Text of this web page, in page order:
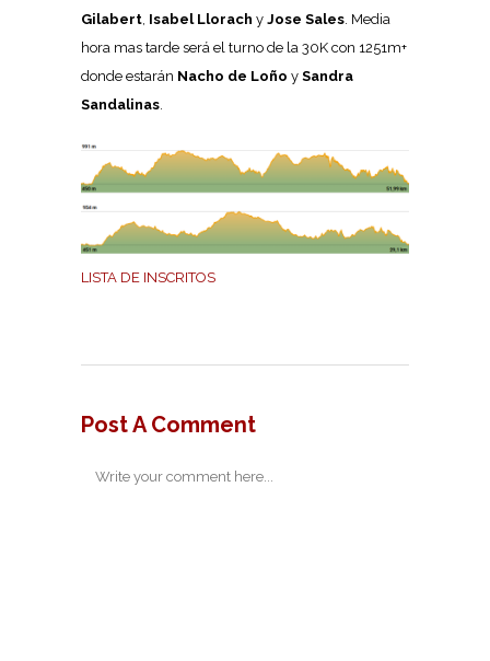
Gilabert Isabel Llorach y Jose Sales . Media
hora mas tarde será el turno de la 30K con 1251m+
donde estarán Nacho de Loño y Sandra
Sandalinas
LISTA DE INSCRITOS
Post A Comment